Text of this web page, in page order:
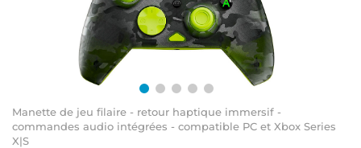
Manette de jeu filaire - retour haptique immersif -
commandes audio intégrées - compatible PC et Xbox Series
X|S